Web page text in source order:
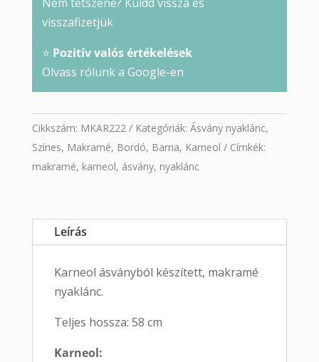
Nem tetszene? Küldd vissza és
visszafizetjük
⭐ Pozitív valós értékelések
Olvass rólunk a Google-en
Cikkszám: MKAR222 Kategóriák: Ásvány nyaklánc,
Színes, Makramé, Bordó, Barna, Karneol
Címkék:
makramé, karneol, ásvány, nyaklánc
Leírás
Karneol ásványból készített, makramé
nyaklánc.
Teljes hossza: 58 cm
Karneol: